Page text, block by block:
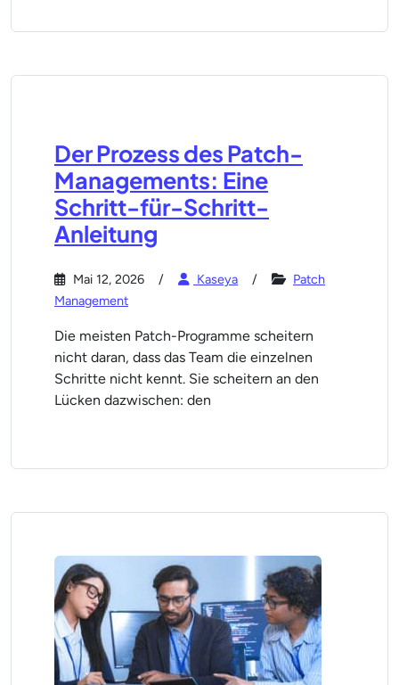
Der Prozess des Patch-
Managements: Eine
Schritt-für-Schritt-
Anleitung
Mai 12, 2026 Kaseya
Patch
Management
Die meisten Patch-Programme scheitern
nicht daran, dass das Team die einzelnen
Schritte nicht kennt. Sie scheitern an den
Lücken dazwischen: den